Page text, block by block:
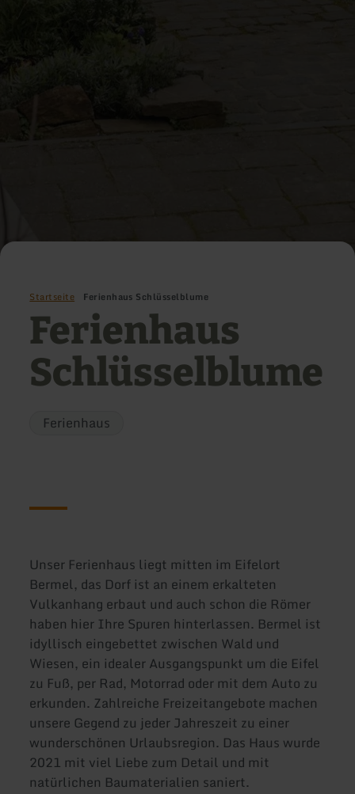
Startseite Ferienhaus Schlüsselblume
Ferienhaus
Schlüsselblume
Ferienhaus
Unser Ferienhaus liegt mitten im Eifelort
Bermel, das Dorf ist an einem erkalteten
Vulkanhang erbaut und auch schon die Römer
haben hier Ihre Spuren hinterlassen. Bermel ist
idyllisch eingebettet zwischen Wald und
Wiesen, ein idealer Ausgangspunkt um die Eifel
zu Fuß, per Rad, Motorrad oder mit dem Auto zu
erkunden. Zahlreiche Freizeitangebote machen
unsere Gegend zu jeder Jahreszeit zu einer
wunderschönen Urlaubsregion. Das Haus wurde
2021 mit viel Liebe zum Detail und mit
natürlichen Baumaterialien saniert.